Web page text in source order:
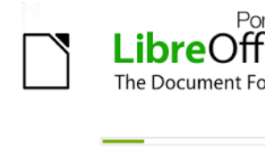
todas as novidades do inkscape 1.2
Inkscape no Ubuntu, Linux Mint,
derivados, execute: $ sudo add-apt-
ppa:inkscape.dev/stable $ sudo apt-get
remove inkscape